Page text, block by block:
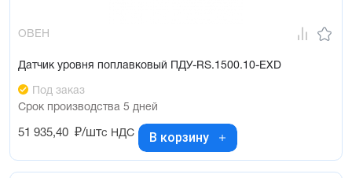
ОВЕН
Датчик уровня поплавковый ПДУ-RS.1500.10-ЕХD
Под заказ
Срок производства 5 дней
51 935,40 ₽/штс НДС В корзину